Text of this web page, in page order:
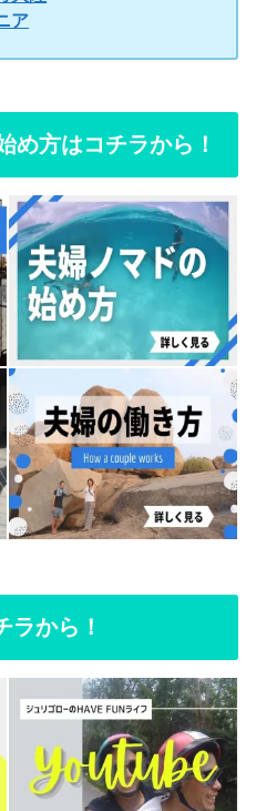
ア
め方はコチラから！
ラから！